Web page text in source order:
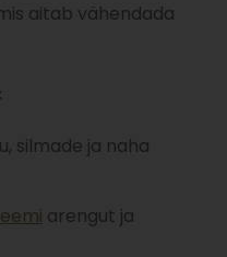
aitab vähendada
silmade ja naha
arengut ja